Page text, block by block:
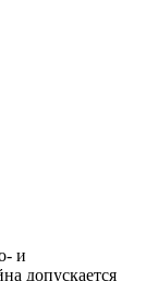
и
допускается